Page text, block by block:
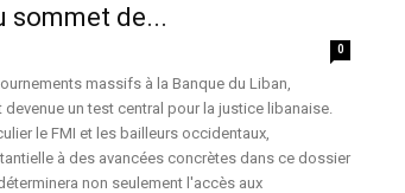
sommet de...
0
massifs à la Banque du Liban,
un test central pour la justice libanaise.
le FMI et les bailleurs occidentaux,
à des avancées concrètes dans ce dossier
non seulement l'accès aux